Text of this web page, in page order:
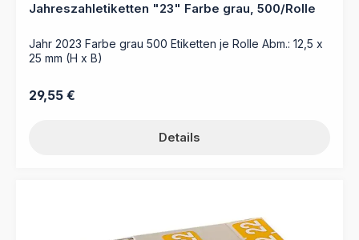
Jahreszahletiketten "23" Farbe grau, 500/Rolle
Jahr 2023 Farbe grau 500 Etiketten je Rolle Abm.: 12,5 x
25 mm (H x B)
Regulärer Preis:
29,55 €
Details